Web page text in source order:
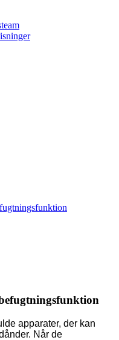
apparater, der kan
Når de